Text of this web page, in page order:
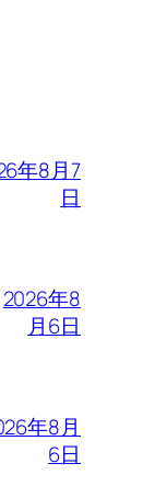
年8月7
日
2026年8
月6日
年8月
6日